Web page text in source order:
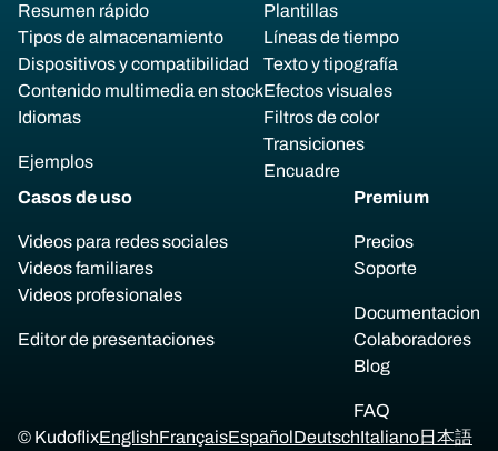
Resumen rápido
Tipos de almacenamiento
Dispositivos y compatibilidad
Contenido multimedia en stock
Idiomas
Ejemplos
Plantillas
Líneas de tiempo
Texto y tipografía
Efectos visuales
Filtros de color
Transiciones
Encuadre
Casos de uso
Videos para redes sociales
Videos familiares
Videos profesionales
Editor de presentaciones
Premium
Precios
Soporte
Documentacion
Colaboradores
Blog
FAQ
© KudoflixEnglishFrançaisEspañolDeutschItaliano日本語